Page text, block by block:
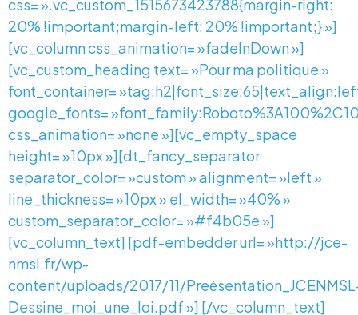
css= ».vc_custom_1515673423788{margin-right:
20% !important;margin-left: 20% !important;} »]
[vc_column css_animation= »fadeInDown »]
[vc_custom_heading text= »Pour ma politique »
font_container=
google_fonts=
css_animation= »none »][vc_empty_space
height= »10px »][dt_fancy_separator
separator_color= »custom » alignment= »left »
line_thickness= »10px » el_width= »40% »
custom_separator_color= »#f4b05e »]
[vc_column_text] [pdf-embedder url= »http://jce-
nmsl.fr/wp-
content/uploads/2017/11/
Dessine_moi_une_loi.pdf »] [/vc_column_text]